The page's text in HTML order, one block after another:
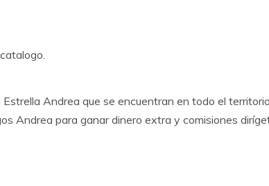
Andrea que se encuentran en todo el
Andrea para ganar dinero extra y comisiones